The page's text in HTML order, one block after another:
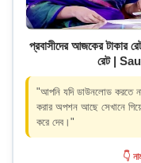
প্রবাসীদের আজকের
রেট |
"আপনি যদি ডাউনলোড করতে
করার অপশন আছে সেখানে
করে দেব।"
👇